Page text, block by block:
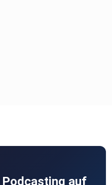
Podcasting auf